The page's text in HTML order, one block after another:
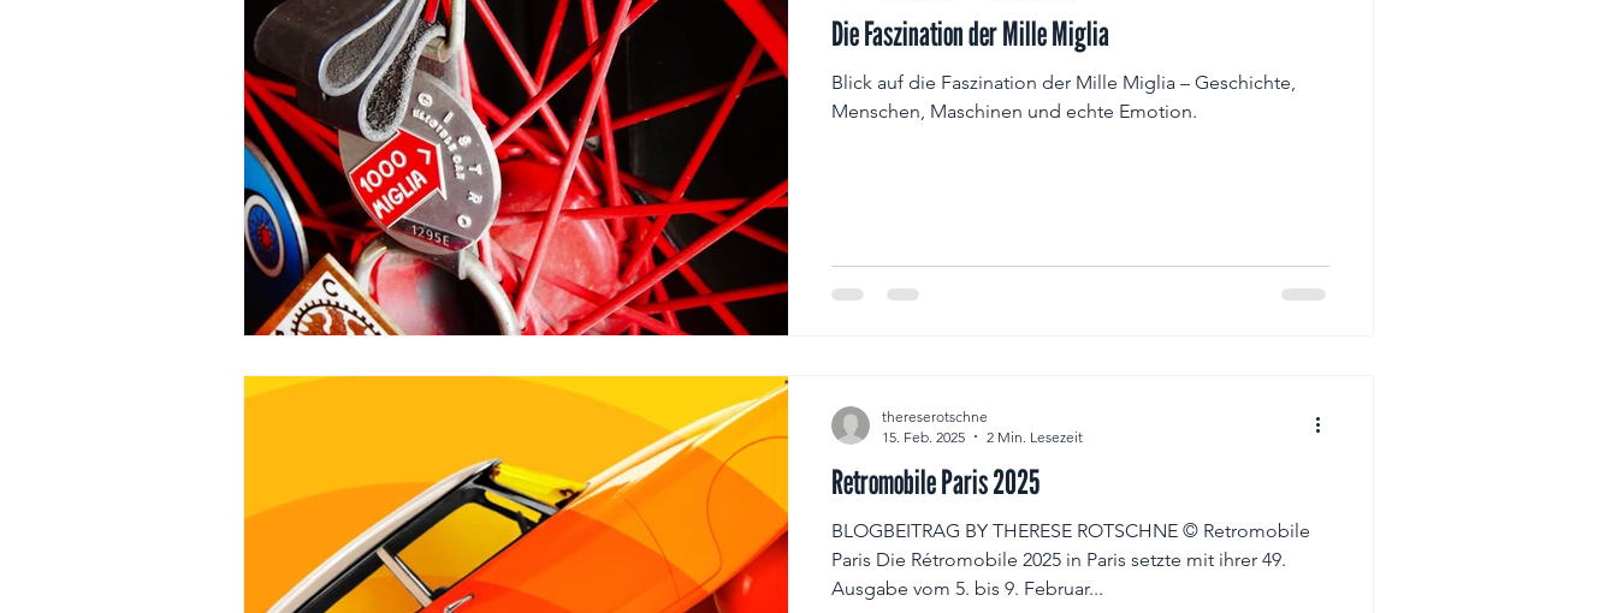
Die Faszination der Mille Miglia
Blick auf die Faszination der Mille Miglia – Geschichte,
Menschen, Maschinen und echte Emotion.
Retromobile Paris 2025
BLOGBEITRAG BY THERESE ROTSCHNE © Retromobile
Paris Die Rétromobile 2025 in Paris setzte mit ihrer 49.
Ausgabe vom 5. bis 9. Februar...
thereserotschne
15. Feb. 2025
2 Min. Lesezeit